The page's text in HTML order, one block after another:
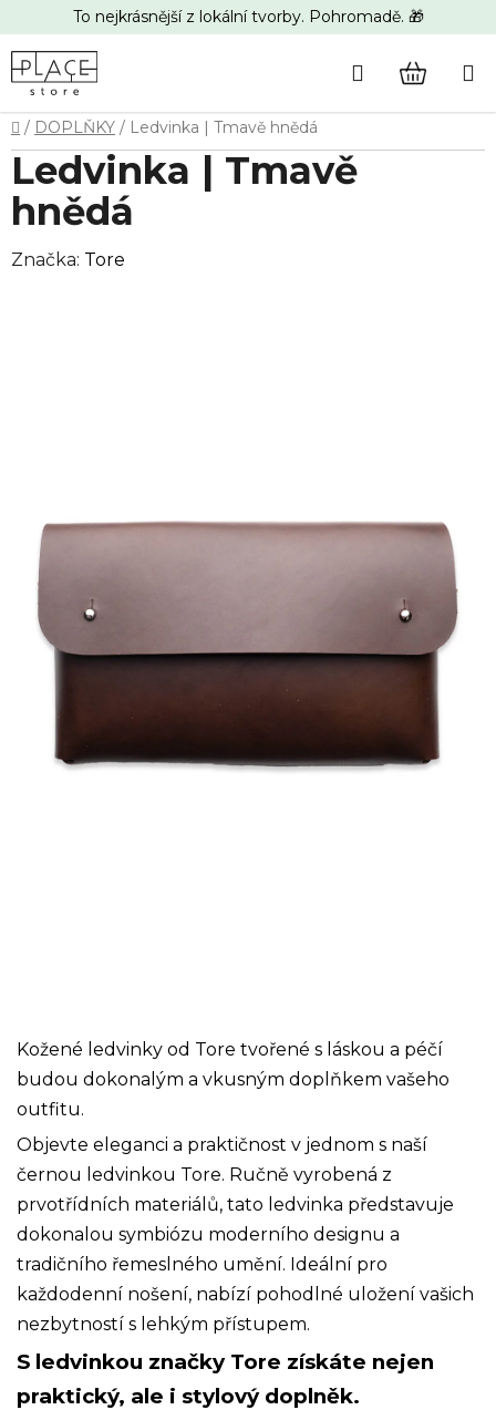
na
obsah
To nejkrásnější z lokální tvorby. Pohromadě. 🎁
Hledat
Domů
/ DOPLŇKY / Ledvinka | Tmavě hnědá
Kožené ledvinky od Tore tvořené s láskou a péčí
budou dokonalým a vkusným doplňkem vašeho
outfitu.
Objevte eleganci a praktičnost v jednom s naší
černou ledvinkou Tore. Ručně vyrobená z
prvotřídních materiálů, tato ledvinka představuje
dokonalou symbiózu moderního designu a
tradičního řemeslného umění. Ideální pro
každodenní nošení, nabízí pohodlné uložení vašich
nezbytností s lehkým přístupem.
S ledvinkou značky Tore získáte nejen
praktický, ale i stylový doplněk.
Ledvinka | Tmavě
hnědá
Značka: Tore